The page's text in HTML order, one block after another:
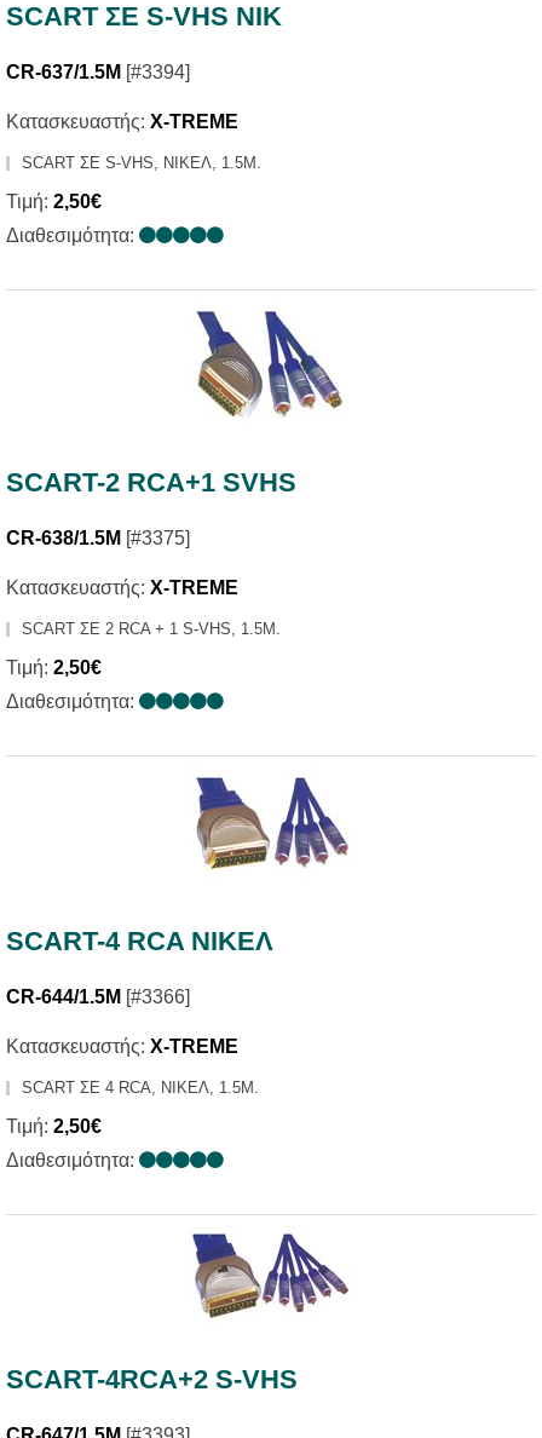
SCART ΣΕ S-VHS NIK
CR-637/1.5M [#3394]
Κατασκευαστής: X-TREME
SCART ΣΕ S-VHS, ΝΙΚΕΛ, 1.5Μ.
Τιμή: 2,50€
Διαθεσιμότητα:
SCART-2 RCΑ+1 SVHS
CR-638/1.5M [#3375]
Κατασκευαστής: X-TREME
SCART ΣΕ 2 RCA + 1 S-VHS, 1.5Μ.
Τιμή: 2,50€
Διαθεσιμότητα:
SCART-4 RCA ΝΙΚΕΛ
CR-644/1.5M [#3366]
Κατασκευαστής: X-TREME
SCART ΣΕ 4 RCA, ΝΙΚΕΛ, 1.5Μ.
Τιμή: 2,50€
Διαθεσιμότητα:
SCART-4RCA+2 S-VHS